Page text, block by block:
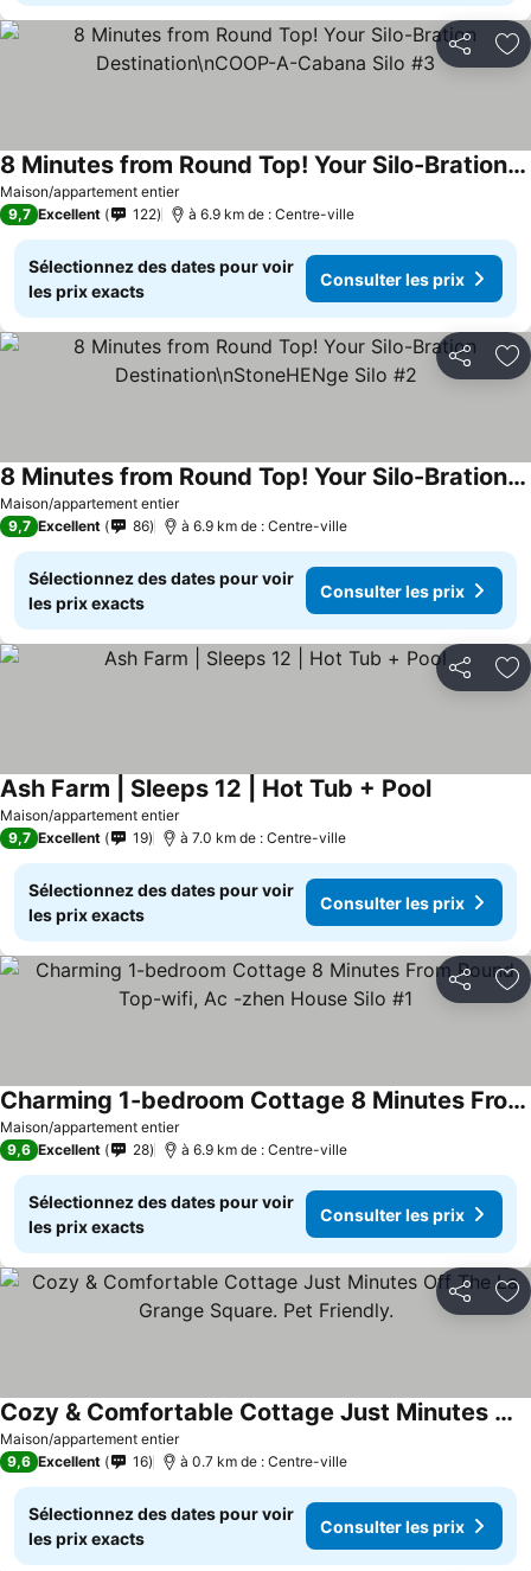
Partager
Maison/appartement entier
8 Minutes from Round Top! Your Silo-Bration Destination\nCOOP-A-Cabana Silo #3
Consulter les prix
9,7 Excellent 122 à 6.9 km de : Centre-ville
Sélectionnez des dates pour voir
les prix exacts
Consulter les prix
Partager
Maison/appartement entier
8 Minutes from Round Top! Your Silo-Bration Destination\nStoneHENge Silo #2
Consulter les prix
9,7 Excellent 86 à 6.9 km de : Centre-ville
Sélectionnez des dates pour voir
les prix exacts
Consulter les prix
Partager
Maison/appartement entier
Ash Farm | Sleeps 12 | Hot Tub + PoolConsulter
9,7 Excellent 19 à 7.0 km de : Centre-ville
Sélectionnez des dates pour voir
les prix exacts
Consulter les prix
Partager
Maison/appartement entier
Charming 1-bedroom Cottage 8 Minutes From Round Top-wifi, Ac -zhen House Silo #1
Consulter les prix
9,6 Excellent 28 à 6.9 km de : Centre-ville
Sélectionnez des dates pour voir
les prix exacts
Consulter les prix
Partager
Maison/appartement entier
Cozy & Comfortable Cottage Just Minutes Off The La Grange Square. Pet Friendly.
Consulter les prix
9,6 Excellent 16 à 0.7 km de : Centre-ville
Sélectionnez des dates pour voir
les prix exacts
Consulter les prix